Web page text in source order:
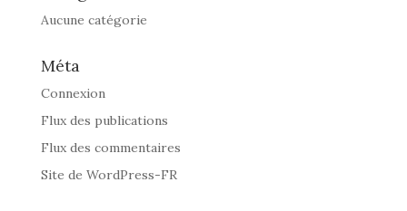
Aucune catégorie
Méta
Connexion
Flux des publications
Flux des commentaires
Site de WordPress-FR